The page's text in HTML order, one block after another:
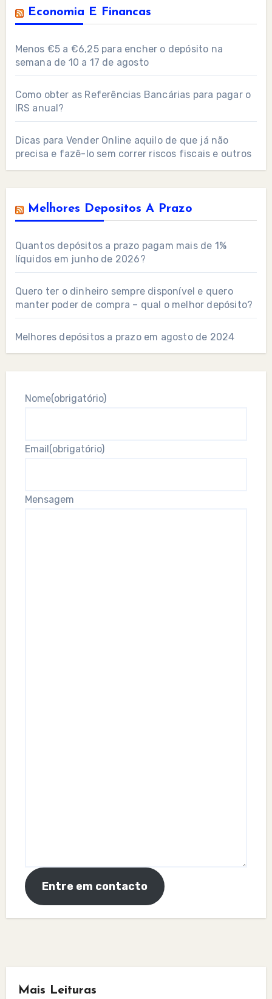
Economia E Financas
Menos €5 a €6,25 para encher o depósito na
semana de 10 a 17 de agosto
Como obter as Referências Bancárias para pagar o
IRS anual?
Dicas para Vender Online aquilo de que já não
precisa e fazê-lo sem correr riscos fiscais e outros
Melhores Depositos A Prazo
Quantos depósitos a prazo pagam mais de 1%
líquidos em junho de 2026?
Quero ter o dinheiro sempre disponível e quero
manter poder de compra – qual o melhor depósito?
Melhores depósitos a prazo em agosto de 2024
Nome(obrigatório)
Email (obrigatório)
Mensagem
Entre em contacto
Mais Leituras